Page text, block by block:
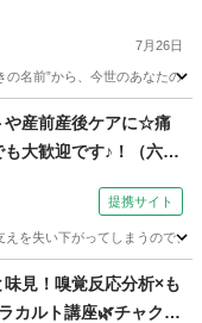
7月26日
の名前”から、今世のあなたの
福岡市 六本松駅
や産前産後ケアに☆痛
大歓迎です♪！（六花
提携サイト
を失い下がってしまうので
見！嗅覚反応分析×も
カルト講座🌿チャクラ